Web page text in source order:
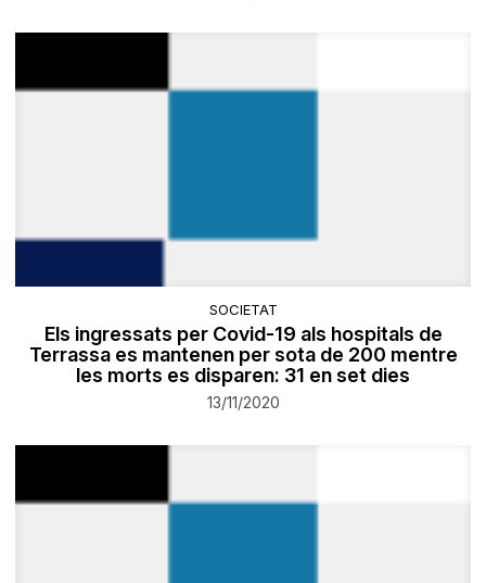
SOCIETAT
Els ingressats per Covid-19 als hospitals de
Terrassa es mantenen per sota de 200 mentre
les morts es disparen: 31 en set dies
13/11/2020